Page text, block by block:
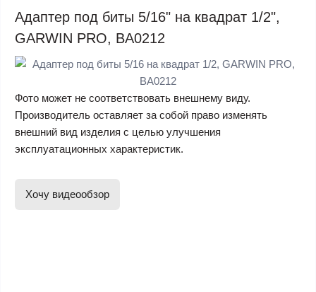
Адаптер под биты 5/16" на квадрат 1/2",
GARWIN PRO, BA0212
Фото может не соответствовать внешнему виду.
Производитель оставляет за собой право изменять
внешний вид изделия с целью улучшения
эксплуатационных характеристик.
Хочу видеообзор